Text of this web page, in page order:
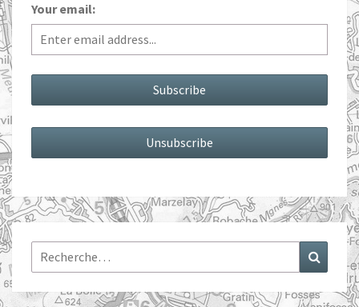
Your email:
Rechercher :